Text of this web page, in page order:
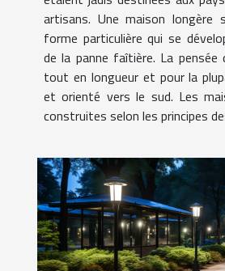
artisans. Une maison longère
forme particulière qui se
de la panne faîtière. La
tout en longueur et pour la
et orienté vers le sud. Les
construites selon les principes